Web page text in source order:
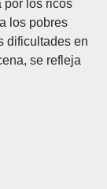
por los ricos
los pobres
dificultades en
se refleja